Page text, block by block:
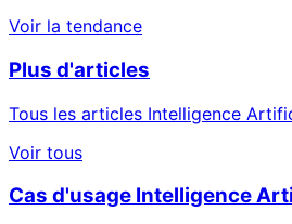
Voir la tendance
Plus d'articles
Tous les articles Intelligence
Voir tous
Cas d'usage Intelligence